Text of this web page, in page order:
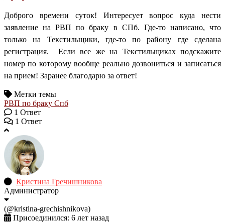
Доброго времени суток! Интересует вопрос куда нести
заявление на РВП по браку в СПб. Где-то написано, что
только на Текстильщики, где-то по району где сделана
регистрация. Если все же на Текстильщиках подскажите
номер по которому вообще реально дозвониться и записаться
на прием! Заранее благодарю за ответ!
Метки темы
РВП по браку Спб
1 Ответ
1 Ответ
Кристина Гречишникова
Администратор
(@kristina-grechishnikova)
Присоединился: 6 лет назад